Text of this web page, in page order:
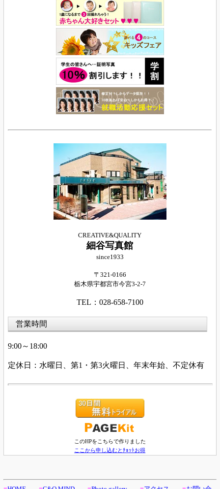
CREATIVE&QUALITY
細谷写真館
since1933
〒321-0166
栃木県宇都宮市今宮3-2-7
TEL：028-658-7100
営業時間
9:00～18:00
定休日：水曜日、第1・第3火曜日、年末年始、不定休有
このHPをこちらで作りました
ここから申し込むとﾁｮｯﾄお得